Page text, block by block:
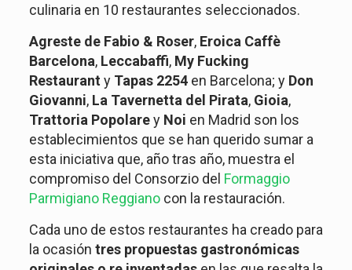
culinaria en 10 restaurantes seleccionados.
Agreste de Fabio & Roser, Eroica Caffè
Barcelona, Leccabaffi, My Fucking
Restauranty Tapas 2254en Barcelona; y Don
Giovanni, La Tavernetta del Pirata, Gioia,
Trattoria Popolarey Noi en Madrid son los
establecimientos que se han querido sumar a
esta iniciativa que, año tras año, muestra el
compromiso del Consorzio del Formaggio
Parmigiano Reggianocon la restauración.
Cada uno de estos restaurantes ha creado para
la ocasión tres propuestas gastronómicas